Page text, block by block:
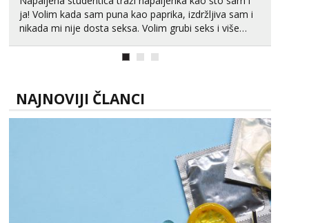
ja! Volim kada sam puna kao paprika, izdržljiva sam i
nikada mi nije dosta seksa. Volim grubi seks i više
NAJNOVIJI ČLANCI